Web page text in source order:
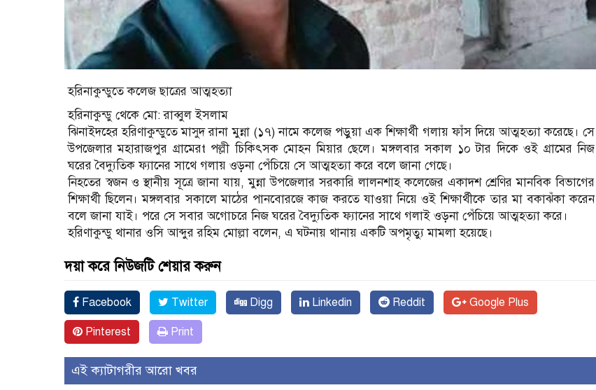
হরিনাকুন্ডুতে কলেজ ছাত্রের আত্মহত্যা
হরিনাকুন্ডু থেকে মো: রাব্বুল ইসলাম
ঝিনাইদহের হরিণাকুন্ডুতে মাসুদ রানা মুন্না (১৭) নামে কলেজ পড়ুয়া এক শিক্ষার্থী গলায় ফাঁস দিয়ে আত্মহত্যা করেছে। সে
উপজেলার মহারাজপুর গ্রামেরt পল্লী চিকিৎসক মোহন মিয়ার ছেলে। মঙ্গলবার সকাল ১০ টার দিকে ওই গ্রামের নিজ
ঘরের বৈদ্যুতিক ফ্যানের সাথে গলায় ওড়না পেঁচিয়ে সে আত্মহত্যা করে বলে জানা গেছে।
নিহতের স্বজন ও স্থানীয় সূত্রে জানা যায়, মুন্না উপজেলার সরকারি লালনশাহ কলেজের একাদশ শ্রেণির মানবিক বিভাগের
শিক্ষার্থী ছিলেন। মঙ্গলবার সকালে মাঠের পানবোরজে কাজ করতে যাওয়া নিয়ে ওই শিক্ষার্থীকে তার মা বকাঝঁকা করেন
বলে জানা যাই। পরে সে সবার অগোচরে নিজ ঘরের বৈদ্যুতিক ফ্যানের সাথে গলাই ওড়না পেঁচিয়ে আত্মহত্যা করে।
হরিণাকুন্ডু থানার ওসি আব্দুর রহিম মোল্লা বলেন, এ ঘটনায় থানায় একটি অপমৃত্যু মামলা হয়েছে।
দয়া করে নিউজটি শেয়ার করুন
Facebook Twitter Digg Linkedin Reddit Google Plus
Pinterest Print
এই ক্যাটাগরীর আরো খবর